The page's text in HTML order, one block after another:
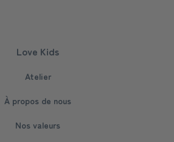
Love Kids
Atelier
À propos de nous
Nos valeurs